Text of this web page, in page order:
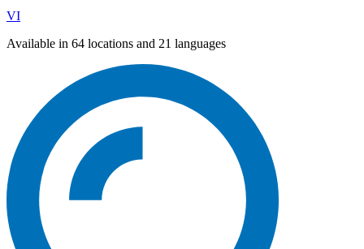
VI
Available in 64 locations and 21 languages